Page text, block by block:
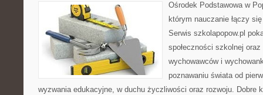
Ośrodek Podstawowa w
którym nauczanie łączy
Serwis szkolapopow.pl
społeczności szkolnej
wychowawców i
poznawaniu świata od
wyzwania edukacyjne, w duchu życzliwości oraz rozwoju. Dobre